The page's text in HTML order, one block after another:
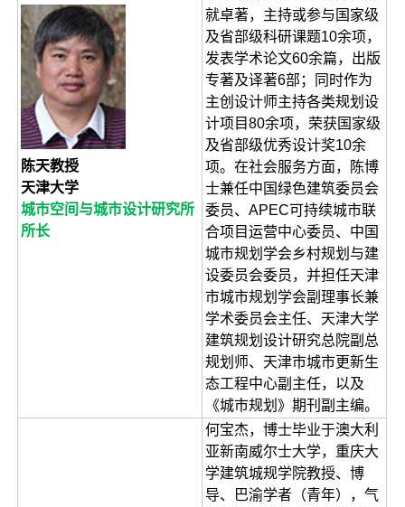
陈天教授
天津大学
城市空间与城市设计研究所
所长
就卓著，主持或参与国家级
及省部级科研课题10余项，
发表学术论文60余篇，出版
专著及译著6部；同时作为
主创设计师主持各类规划设
计项目80余项，荣获国家级
及省部级优秀设计奖10余
项。在社会服务方面，陈博
士兼任中国绿色建筑委员会
委员、APEC可持续城市联
合项目运营中心委员、中国
城市规划学会乡村规划与建
设委员会委员，并担任天津
市城市规划学会副理事长兼
学术委员会主任、天津大学
建筑规划设计研究总院副总
规划师、天津市城市更新生
态工程中心副主任，以及
《城市规划》期刊副主编。
何宝杰，博士毕业于澳大利
亚新南威尔士大学，重庆大
学建筑城规学院教授、博
导、巴渝学者（青年），气